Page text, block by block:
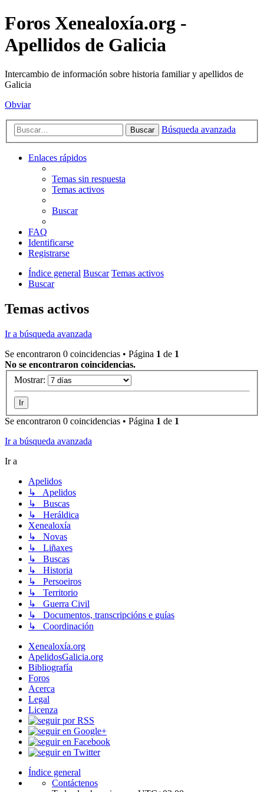
Foros Xenealoxía.org -
Apellidos de Galicia
Intercambio de información sobre historia familiar y apellidos de
Galicia
Obviar
Buscar Búsqueda avanzada
Enlaces rápidos
Temas sin respuesta
Temas activos
Buscar
FAQ
Identificarse
Registrarse
Índice general Buscar Temas activos
Buscar
Temas activos
Ir a búsqueda avanzada
Se encontraron 0 coincidencias • Página 1 de 1
No se encontraron coincidencias.
Mostrar:
Se encontraron 0 coincidencias • Página 1 de 1
Ir a búsqueda avanzada
Ir a
Apelidos
↳ Apelidos
↳ Buscas
↳ Heráldica
Xenealoxía
↳ Novas
↳ Liñaxes
↳ Buscas
↳ Historia
↳ Persoeiros
↳ Territorio
↳ Guerra Civil
↳ Documentos, transcripcións e guías
↳ Coordinación
Xenealoxía.org
ApelidosGalicia.org
Bibliografía
Foros
Acerca
Legal
Licenza
Índice general
Contáctenos